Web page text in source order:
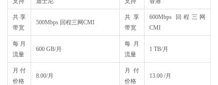
共享
带宽
500Mbps 回程三网CMI
共享
带宽
600Mbps 回程三网
CMI
每月
流量
600 GB/月
每月
流量
1 TB/月
月付
价格
8.00/月
月付
价格
13.00 /月